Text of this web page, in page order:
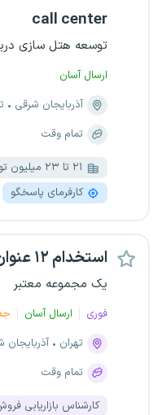
call center
توسعه هتل سازی
ارسال آسان
آذربایجان شرقی
تمام وقت
۲۱ تا ۲۳ میلیون تومان
کارفرمای پاسخگو
استخدام ۱۲ عنوان شغلی
یک مجموعه معتبر
فوری ارسال آسان
تهران
آذربایجان
تمام وقت
کارشناس بازاریابی